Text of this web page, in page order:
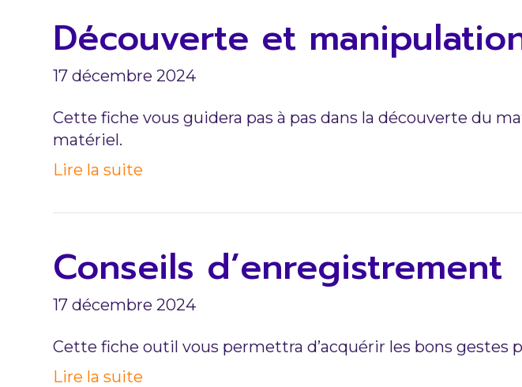
Découverte et
17 décembre 2024
Cette fiche vous guidera pas à pas dans la découverte du
matériel.
Lire la suite
Conseils d’enregistrement
17 décembre 2024
Cette fiche outil vous permettra d’acquérir les bons
Lire la suite